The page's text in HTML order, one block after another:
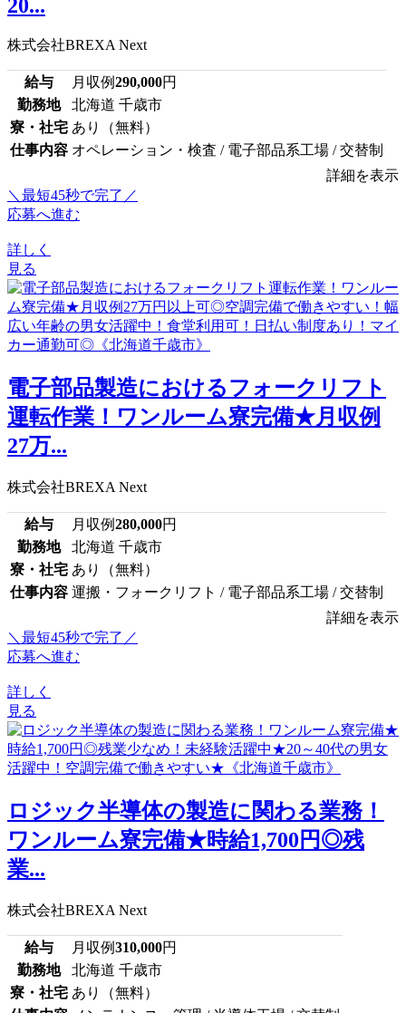
20...
株式会社BREXA Next
給与 月収例290,000円
勤務地
北海道 千歳市
寮・社宅 あり（無料）
仕事内容 オペレーション・検査 / 電子部品系工場 / 交替制
詳細を表示
＼最短45秒で完了／
応募へ進む
詳しく
見る
電子部品製造におけるフォークリフト
運転作業！ワンルーム寮完備★月収例
27万...
株式会社BREXA Next
給与 月収例280,000円
勤務地
北海道 千歳市
寮・社宅 あり（無料）
仕事内容 運搬・フォークリフト / 電子部品系工場 / 交替制
詳細を表示
＼最短45秒で完了／
応募へ進む
詳しく
見る
ロジック半導体の製造に関わる業務！
ワンルーム寮完備★時給1,700円◎残
業...
株式会社BREXA Next
給与 月収例310,000円
勤務地
北海道 千歳市
寮・社宅 あり（無料）